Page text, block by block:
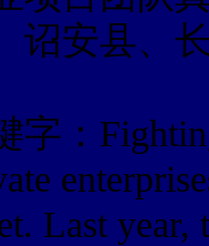
诏安县、
：
Last year,